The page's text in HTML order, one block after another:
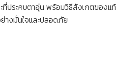
ที่ประคบตาอุ่น พร้อมวิธีสังเกตของแท้
างมั่นใจและปลอดภัย